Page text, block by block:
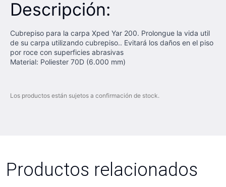
Descripción:
Cubrepiso para la carpa Xped Yar 200. Prolongue la vida util
de su carpa utilizando cubrepiso.. Evitará los daños en el piso
por roce con superficies abrasivas
Material: Poliester 70D (6.000 mm)
Los productos están sujetos a confirmación de stock.
Productos relacionados